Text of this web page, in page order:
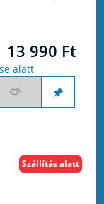
13 990 Ft
alatt
Szállítás alatt